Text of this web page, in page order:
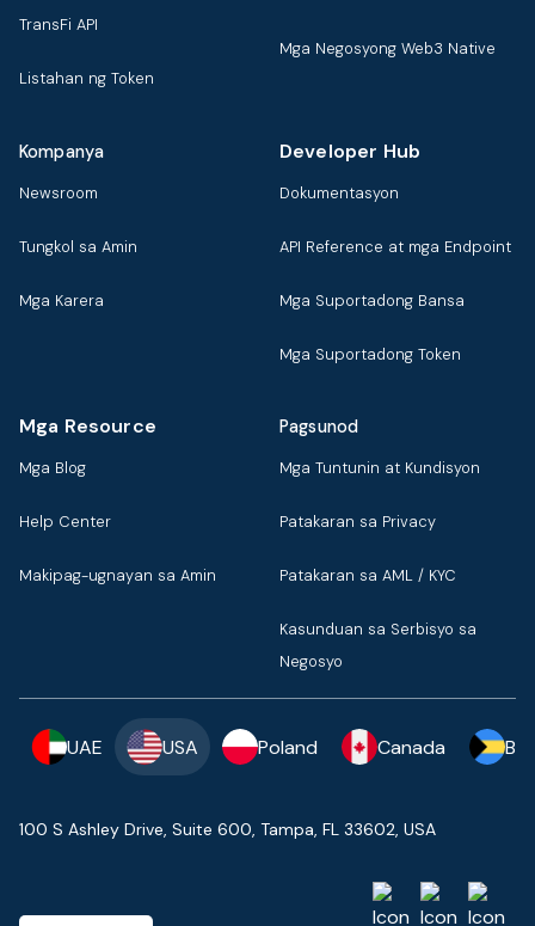
TransFi API
Listahan ng Token
Mga Negosyong Web3 Native
Kompanya
Newsroom
Tungkol sa Amin
Mga Karera
Developer Hub
Dokumentasyon
API Reference at mga Endpoint
Mga Suportadong Bansa
Mga Suportadong Token
Mga Resource
Mga Blog
Help Center
Makipag-ugnayan sa Amin
Pagsunod
Mga Tuntunin at Kundisyon
Patakaran sa Privacy
Patakaran sa AML / KYC
Kasunduan sa Serbisyo sa
Negosyo
UAE USA Poland Canada
100 S Ashley Drive, Suite 600, Tampa, FL 33602, USA